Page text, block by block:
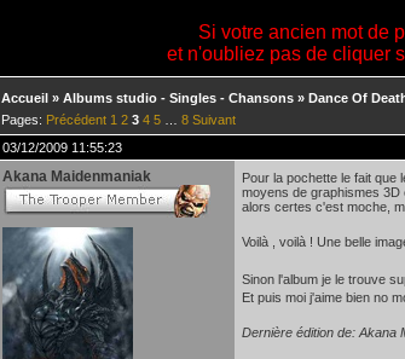
Si votre ancien mot de
et n'oubliez pas de cliquer
Accueil » Albums studio - Singles - Chansons » Dance Of
Pages: Précédent 1 2 3 4 5 8 Suivant
03/12/2009 11:55:23
Akana Maidenmaniak
Pour la pochette le fait que
moyens de graphismes 3D
alors certes c'est moche,
Voilà , voilà ! Une belle
Sinon l'album je le trouve
Et puis moi j'aime bien no
Dernière édition de: Akana